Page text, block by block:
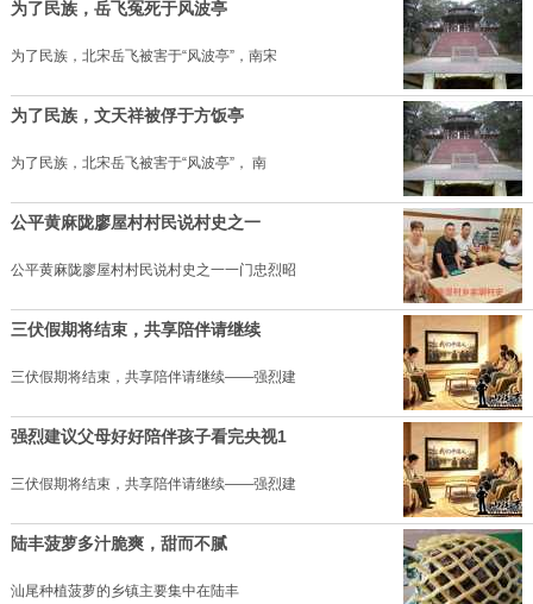
为了民族，岳飞冤死于风波亭
为了民族，北宋岳飞被害于“风波亭”，南宋
为了民族，文天祥被俘于方饭亭
为了民族，北宋岳飞被害于“风波亭”， 南
公平黄麻陇廖屋村村民说村史之一
公平黄麻陇廖屋村村民说村史之一一门忠烈昭
三伏假期将结束，共享陪伴请继续
三伏假期将结束，共享陪伴请继续——强烈建
强烈建议父母好好陪伴孩子看完央视1
三伏假期将结束，共享陪伴请继续——强烈建
陆丰菠萝多汁脆爽，甜而不腻
汕尾种植菠萝的乡镇主要集中在陆丰